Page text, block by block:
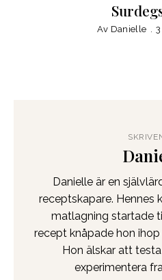
Av Danielle
Danielle är en
receptskapare. Hennes
matlagning startade
recept knåpade hon ihop
Hon älskar att
experimentera